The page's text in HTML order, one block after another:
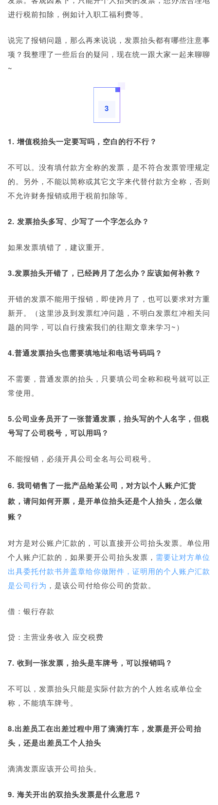
进行税前扣除，例如计入职工福利费等。
说完了报销问题，那么再来说说，发票抬头都有哪些注意事
项？我整理了一些后台的疑问，现在统一跟大家一起来聊聊
~
3
1. 增值税抬头一定要写吗，空白的行不行？
不可以。没有填付款方全称的发票，是不符合发票管理规定
的。另外，不能以简称或其它文字来代替付款方全称，否则
不允许财务报销或用于税前扣除等。
2. 发票抬头多写、少写了一个字怎么办？
如果发票填错了，建议重开。
3.发票抬头开错了，已经跨月了怎么办？应该如何补救？
开错的发票不能用于报销，即使跨月了，也可以要求对方重
新开。（这里涉及到发票红冲问题，不明白发票红冲相关问
题的同学，可以自行搜索我们的往期文章来学习~）
4.普通发票抬头也需要填地址和电话号码吗？
不需要，普通发票的抬头，只要填公司全称和税号就可以正
常使用。
5.公司业务员开了一张普通发票，抬头写的个人名字，但税
号写了公司税号，可以用吗？
不能报销，必须开具公司全名与公司税号。
6. 我司销售了一批产品给某公司，对方以个人账户汇货
款，请问如何开票，是开单位抬头还是个人抬头，怎么做
账？
对方是对公账户汇款的，可以直接开公司抬头发票。单位用
个人账户汇款的，如果要开公司抬头发票， 需要让对方单位
出具委托付款书并盖章给你做附件，证明用的个人账户汇款
是公司行为 ，是该公司付给你公司的货款。
借：银行存款
贷：主营业务收入 应交税费
7. 收到一张发票，抬头是车牌号，可以报销吗？
不可以，发票抬头只能是实际付款方的个人姓名或单位全
称，不能填车牌号。
8.出差员工在出差过程中用了滴滴打车，发票是开公司抬
头，还是出差员工个人抬头
滴滴发票应该开公司抬头。
9. 海关开出的双抬头发票是什么意思？